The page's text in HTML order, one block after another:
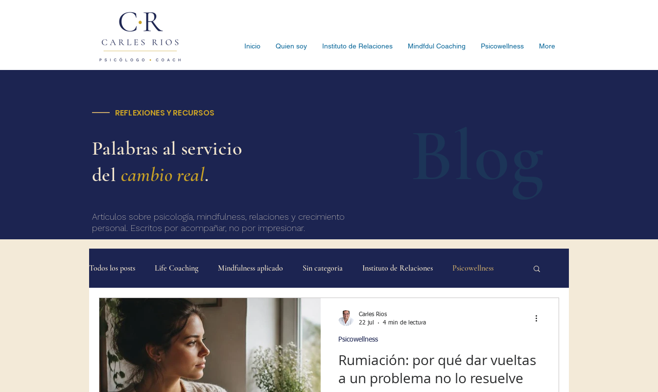
Inicio Quien soy Instituto de Relaciones Mindfdul Coaching Psicowellness More
REFLEXIONES Y RECURSOS
Palabras al servicio
del cambio real.
Artículos sobre psicología, mindfulness, relaciones y crecimiento
personal. Escritos por acompañar, no por impresionar.
Todos los posts Life Coaching Mindfulness aplicado Sin categoria Instituto de Relaciones Psicowellness
Mindful Coaching - Método FARO Ansiedad y estrés
Comunicación y conflicto Reconexión emocional Relaciones de pareja
Bloqueo y transición vital Hábitos y acción Presencia del coach Desarrollo profesional del coach
Rumiación: por qué dar vueltas
a un problema no lo resuelve
Psicowellness
Carles Rios
22 jul
4 min de lectura